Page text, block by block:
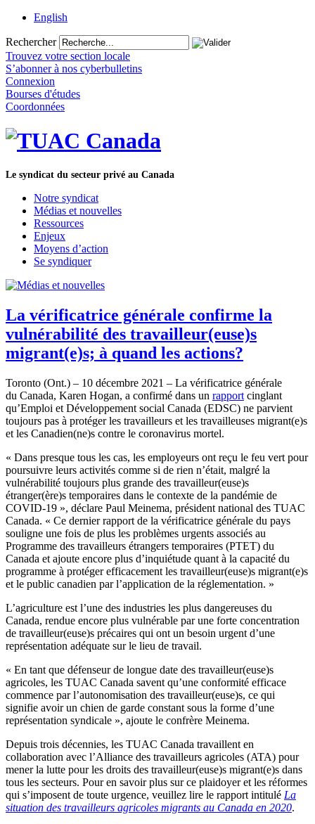
English
Rechercher
Trouvez votre section locale
S’abonner à nos cyberbulletins
Connexion
Bourses d'études
Coordonnées
Le syndicat du secteur privé au Canada
Notre syndicat
Médias et nouvelles
Ressources
Enjeux
Moyens d’action
Se syndiquer
La vérificatrice générale confirme la
vulnérabilité des travailleur(euse)s
migrant(e)s; à quand les actions?
Toronto (Ont.) – 10 décembre 2021 – La vérificatrice générale
du Canada, Karen Hogan, a confirmé dans un rapport cinglant
qu’Emploi et Développement social Canada (EDSC) ne parvient
toujours pas à protéger les travailleurs et les travailleuses migrant(e)s
et les Canadien(ne)s contre le coronavirus mortel.
« Dans presque tous les cas, les employeurs ont reçu le feu vert pour
poursuivre leurs activités comme si de rien n’était, malgré la
vulnérabilité toujours plus grande des travailleur(euse)s
étranger(ère)s temporaires dans le contexte de la pandémie de
COVID‑19 », déclare Paul Meinema, président national des TUAC
Canada. « Ce dernier rapport de la vérificatrice générale du pays
souligne une fois de plus les problèmes urgents associés au
Programme des travailleurs étrangers temporaires (PTET) du
Canada et ajoute encore plus d’inquiétude quant à la capacité du
programme à protéger efficacement les travailleur(euse)s migrant(e)s
et le public canadien par l’application de la réglementation. »
L’agriculture est l’une des industries les plus dangereuses du
Canada, rendue encore plus vulnérable par une forte concentration
de travailleur(euse)s précaires qui ont un besoin urgent d’une
représentation adéquate sur le lieu de travail.
« En tant que défenseur de longue date des travailleur(euse)s
agricoles, les TUAC Canada savent qu’une conformité efficace
commence par l’autonomisation des travailleur(euse)s, ce qui
signifie avoir un chien de garde constant sous la forme d’une
représentation syndicale », ajoute le confrère Meinema.
Depuis trois décennies, les TUAC Canada travaillent en
collaboration avec l’Alliance des travailleurs agricoles (ATA) pour
mener la lutte pour les droits des travailleur(euse)s migrant(e)s dans
tous les secteurs. Pour en savoir plus sur ce plaidoyer et les réformes
qui s’imposent de toute urgence, veuillez lire le rapport intitulé La
situation des travailleurs agricoles migrants au Canada en 2020.